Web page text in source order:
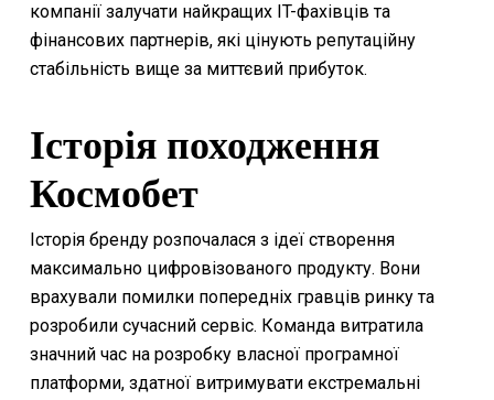
компанії залучати найкращих IT-фахівців та
фінансових партнерів, які цінують репутаційну
стабільність вище за миттєвий прибуток.
Історія походження
Космобет
Історія бренду розпочалася з ідеї створення
максимально цифровізованого продукту. Вони
врахували помилки попередніх гравців ринку та
розробили сучасний сервіс. Команда витратила
значний час на розробку власної програмної
платформи, здатної витримувати екстремальні